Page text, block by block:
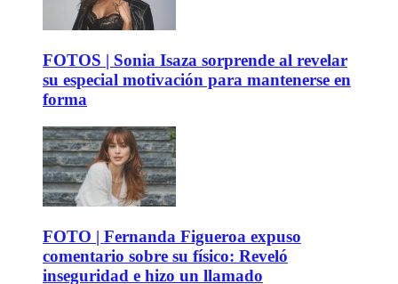
FOTOS | Sonia Isaza sorprende al revelar
su especial motivación para mantenerse en
forma
FOTO | Fernanda Figueroa expuso
comentario sobre su físico: Reveló
inseguridad e hizo un llamado